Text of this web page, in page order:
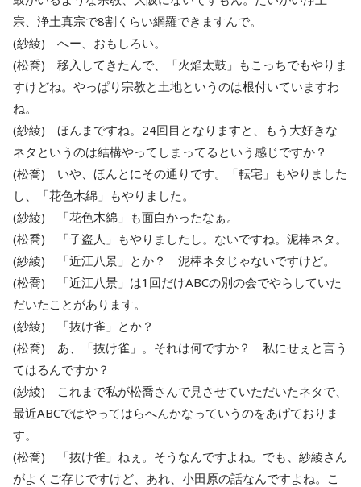
宗、浄土真宗で8割くらい網羅できますんで。
(紗綾) へー、おもしろい。
(松喬) 移入してきたんで、「火焔太鼓」もこっちでもやりま
すけどね。やっぱり宗教と土地というのは根付いていますわ
ね。
(紗綾) ほんまですね。24回目となりますと、もう大好きな
ネタというのは結構やってしまってるという感じですか？
(松喬) いや、ほんとにその通りです。「転宅」もやりました
し、「花色木綿」もやりました。
(紗綾) 「花色木綿」も面白かったなぁ。
(松喬) 「子盗人」もやりましたし。ないですね。泥棒ネタ。
(紗綾) 「近江八景」とか？ 泥棒ネタじゃないですけど。
(松喬) 「近江八景」は1回だけABCの別の会でやらしていた
だいたことがあります。
(紗綾) 「抜け雀」とか？
(松喬) あ、「抜け雀」。それは何ですか？ 私にせぇと言う
てはるんですか？
(紗綾) これまで私が松喬さんで見させていただいたネタで、
最近ABCではやってはらへんかなっていうのをあげておりま
す。
(松喬) 「抜け雀」ねぇ。そうなんですよね。でも、紗綾さん
がよくご存じですけど、あれ、小田原の話なんですよね。こ